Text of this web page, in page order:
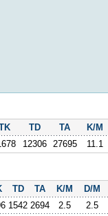
TD TA K/M
12306 27695 11.1
TD TA K/M D/M
1542 2694 2.5 2.5